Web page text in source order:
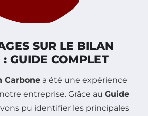
SUR LE BILAN
GUIDE COMPLET
Carbone a été une expérience
entreprise. Grâce au Guide
pu identifier les principales